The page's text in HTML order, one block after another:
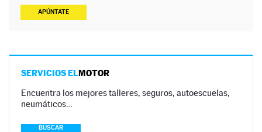
APÚNTATE
SERVICIOS ELMOTOR
Encuentra los mejores talleres, seguros, autoescuelas,
neumáticos…
BUSCAR